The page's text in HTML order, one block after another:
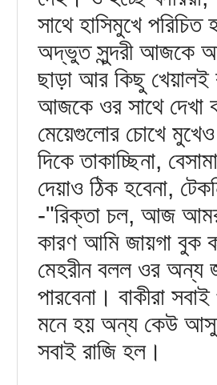
সাথে হাসিমুখে
অদ্ভুত সুন্দরী আজকে
ছাড়া আর কিছু
আজকে ওর সাথে দেখা
মেয়েগুলোর চোখে মুখেও
দিকে তাকাচ্ছিনা,
দেয়াও ঠিক হবেনা,
-"রিক্তা চল, আজ
কারণ আমি জায়গা বুক
মেহরীন বলল ওর অন্য
পারবেনা। বাকীরা
মনে হয় অন্য কেউ
সবাই রাজি হল।